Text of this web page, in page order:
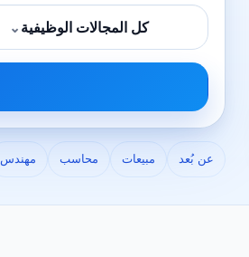
كل المجالات الوظيفية ⌄
عن بُعد مبيعات محاسب مهندس